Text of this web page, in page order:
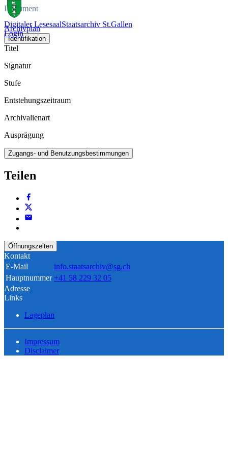
Digitaler LesesaalStaatsarchiv St.Gallen
Login
Dokument
Archivplan
Identifikation
Titel
Signatur
Stufe
Entstehungszeitraum
Archivalienart
Ausprägung
Zugangs- und Benutzungsbestimmungen
Teilen
Öffnungszeiten
Kontakt
E-Mail
info.staatsarchiv@sg.ch
Hauptnummer +41 58 229 32 05
Adresse
Links
Lageplan
Impressum
Disclaimer